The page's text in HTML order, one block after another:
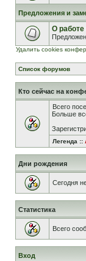
Предложения и
О
Удалить cookies
Список форумов
Кто сейчас на
Всего
Больше
Легенда ::
Дни рождения
Сегодня
Статистика
Всего
Вход